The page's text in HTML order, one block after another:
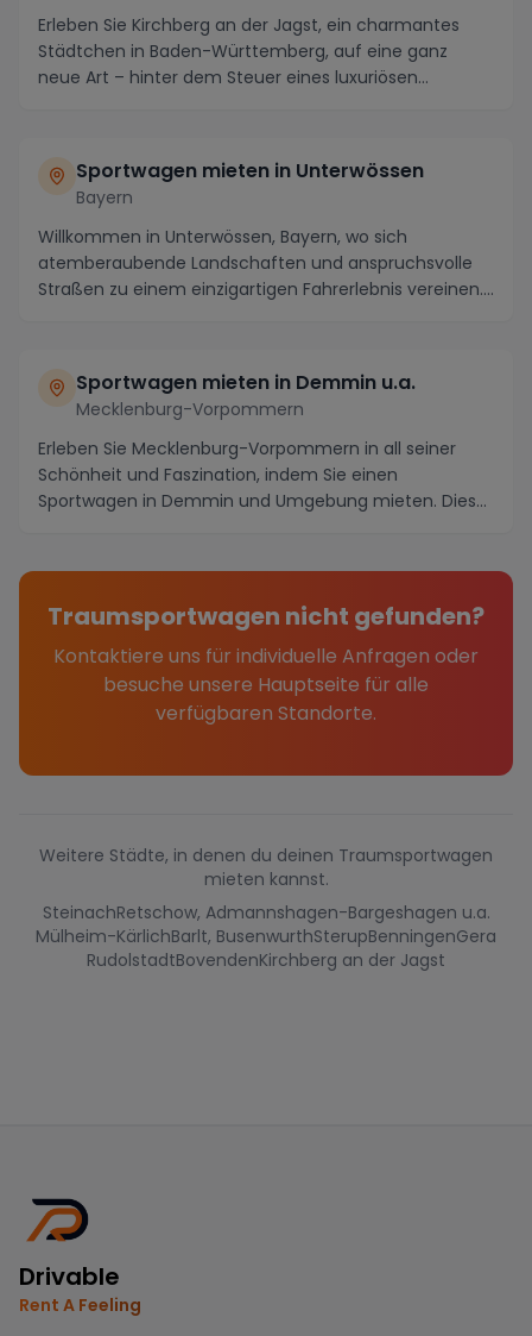
Erleben Sie Kirchberg an der Jagst, ein charmantes
Städtchen in Baden-Württemberg, auf eine ganz
neue Art – hinter dem Steuer eines luxuriösen
Sportwagen mieten in Unterwössen
Bayern
Willkommen in Unterwössen, Bayern, wo sich
atemberaubende Landschaften und anspruchsvolle
Straßen zu einem einzigartigen Fahrerlebnis vereinen.
Sportwagen mieten in Demmin u.a.
Mecklenburg-Vorpommern
Erleben Sie Mecklenburg-Vorpommern in all seiner
Schönheit und Faszination, indem Sie einen
Sportwagen in Demmin und Umgebung mieten. Diese
Traumsportwagen nicht gefunden?
Kontaktiere uns für individuelle Anfragen oder
besuche unsere Hauptseite für alle
verfügbaren Standorte.
Weitere Städte, in denen du deinen Traumsportwagen
mieten kannst.
SteinachRetschow, Admannshagen-Bargeshagen u.a.
Mülheim-KärlichBarlt, BusenwurthSterupBenningenGera
RudolstadtBovendenKirchberg an der Jagst
Drivable
Rent A Feeling